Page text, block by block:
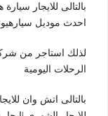
بالتالى للايجار
احدث موديل
لذلك استاجر من
الرحلات اليومية